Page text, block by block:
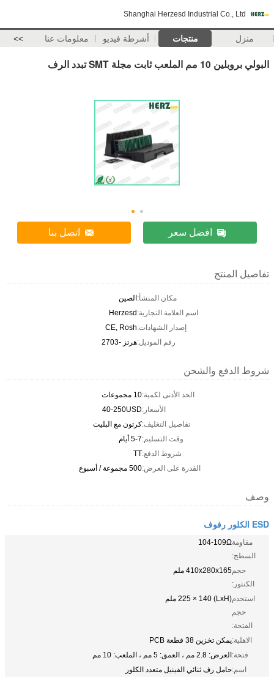
Shanghai Herzesd Industrial Co., Ltd
منزل منتجات أشرطة فيديو معلومات عنا >>
البولي بروبلين 10 مم الملعب ثابت مجلة SMT تبدد الرف
افضل سعر اتصل بنا
تفاصيل المنتج
مكان المنشأ:الصين
اسم العلامة التجارية:Herzesd
إصدار الشهادات:CE, Rosh
رقم الموديل:هرتز -2703
شروط الدفع والشحن
الحد الأدنى لكمية:10 مجموعات
الأسعار:40-250USD
تفاصيل التغليف:كرتون مع البليت
وقت التسليم:5-7 أيام
شروط الدفع:TT
القدرة على العرض:500 مجموعة / أسبوع
وصف
ESD الكلور رفوف
مقاومة
السطح:
104-109Ω
حجم
الكنتور:
410x280x165 ملم
استخدم
حجم
الفتحة:
(LxH) 225 × 140 ملم
الاهلية:يمكن تخزين 38 قطعة PCB
فتحة:العرض: 2.8 مم ، العمق: 5 مم ، الملعب: 10 مم
اسم:حامل رف ثنائي الفينيل متعدد الكلور